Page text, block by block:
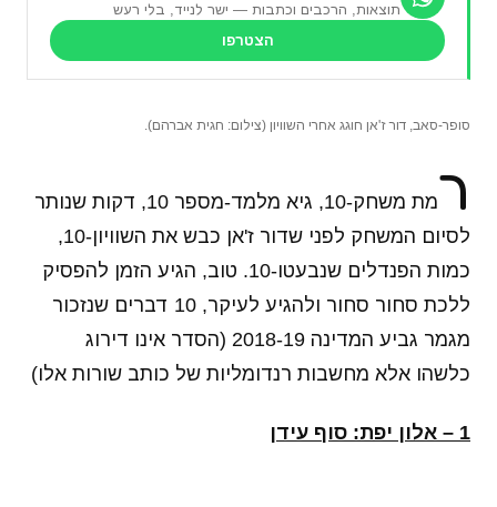
תוצאות, הרכבים וכתבות — ישר לנייד, בלי רעש
הצטרפו
סופר-סאב, דור ז'אן חוגג אחרי השוויון (צילום: חגית אברהם).
ר
מת משחק-10, גיא מלמד-מספר 10, דקות שנותר
לסיום המשחק לפני שדור ז'אן כבש את השוויון-10,
כמות הפנדלים שנבעטו-10. טוב, הגיע הזמן להפסיק
ללכת סחור סחור ולהגיע לעיקר, 10 דברים שנזכור
מגמר גביע המדינה 2018-19 (הסדר אינו דירוג
כלשהו אלא מחשבות רנדומליות של כותב שורות אלו)
1 – אלון יפת: סוף עידן